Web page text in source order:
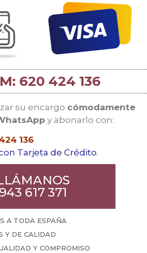
620 424 136
su encargo cómodamente
y abonarlo con:
136
Tarjeta de Crédito.
943 617 371
A TODA ESPAÑA
Y DE CALIDAD
Y COMPROMISO